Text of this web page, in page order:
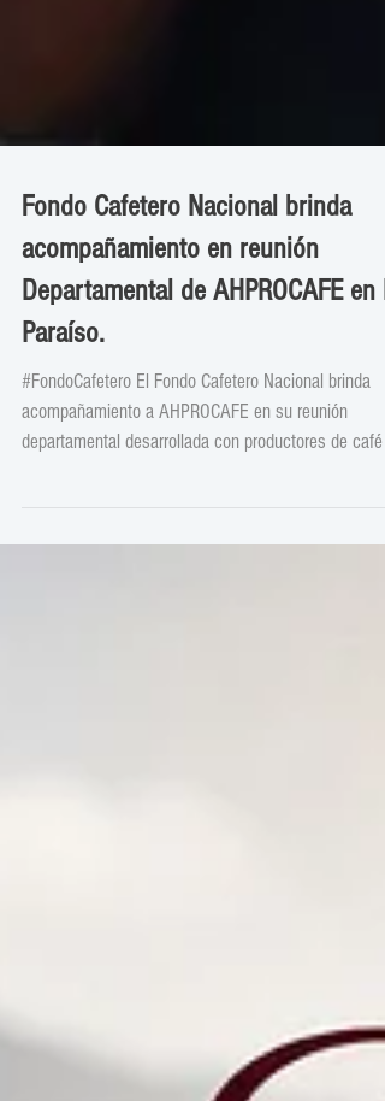
Fondo Cafetero Nacional brinda
acompañamiento en reunión
Departamental de AHPROCAFE en El
Paraíso.
#FondoCafetero El Fondo Cafetero Nacional brinda
acompañamiento a AHPROCAFE en su reunión